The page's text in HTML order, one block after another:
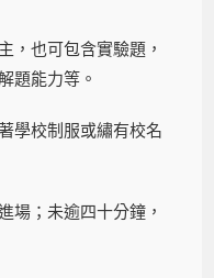
，也可包含實驗題，
題能力等。
學校制服或繡有校名
場；未逾四十分鐘，